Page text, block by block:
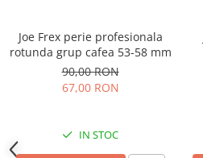
Joe Frex perie profesionala
rotunda grup cafea 53-58 mm
90,00 RON
67,00 RON
IN STOC